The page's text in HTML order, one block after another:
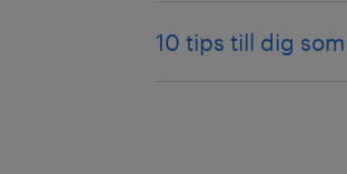
10 tips till dig